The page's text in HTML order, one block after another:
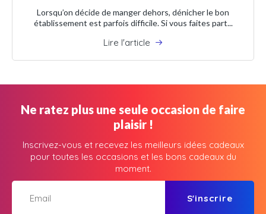
Lorsqu’on décide de manger dehors, dénicher le bon
établissement est parfois difficile. Si vous faites part...
Lire l'article
Ne ratez plus une seule occasion de faire
plaisir !
Inscrivez-vous et recevez les meilleurs idées cadeaux
pour toutes les occasions et les bons cadeaux du
moment.
S'inscrire